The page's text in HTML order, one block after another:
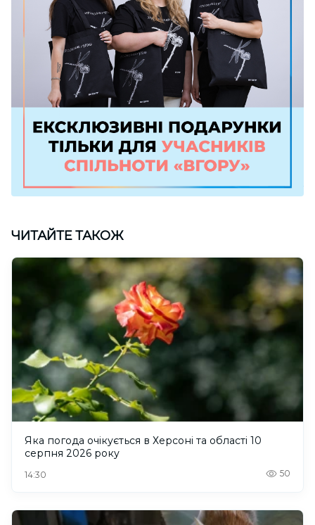
ЧИТАЙТЕ ТАКОЖ
Яка погода очікується в Херсоні та області 10
серпня 2026 року
14:30 50